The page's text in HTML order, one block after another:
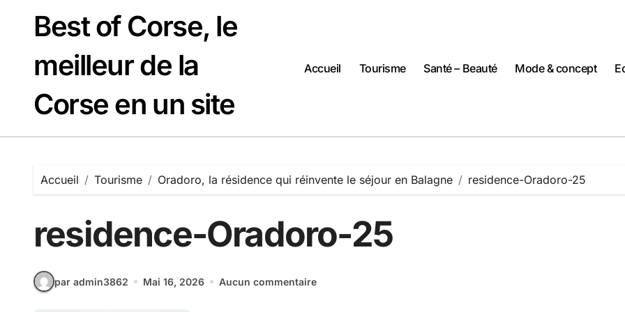
contenuBest of Corse, le
meilleur de la
Corse en un site
Accueil Tourisme Santé – Beauté Mode & concept
Accueil Tourisme Oradoro, la résidence qui réinvente le séjour en Balagne residence-Oradoro-25
residence-Oradoro-25
par admin3862 Mai 16, 2026 Aucun commentaire